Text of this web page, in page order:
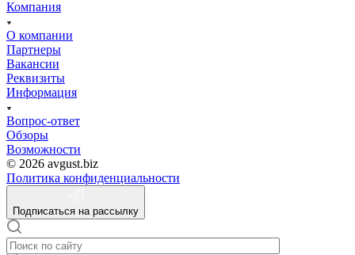
Компания
О компании
Партнеры
Вакансии
Реквизиты
Информация
Вопрос-ответ
Обзоры
Возможности
© 2026 avgust.biz
Политика конфиденциальности
Подписаться на рассылку